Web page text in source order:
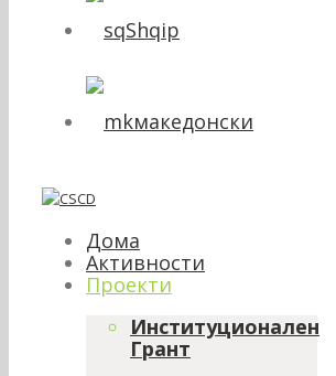
Shqip
македонски
Дома
Активности
Проекти
Институционален
Грант